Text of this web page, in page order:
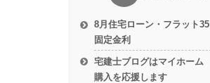
8月住宅ローン・フラット35
固定金利
宅建士ブログはマイホーム
購入を応援します